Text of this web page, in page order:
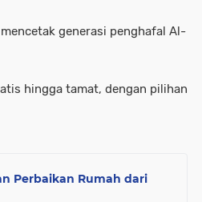
generasi penghafal Al-
hingga tamat, dengan pilihan
Perbaikan Rumah dari